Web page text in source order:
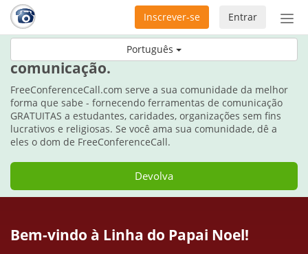
Português
Entrar
Inscrever-se
Durante as festas, dê o dom da
comunicação.
FreeConferenceCall.com serve a sua comunidade da melhor
forma que sabe - fornecendo ferramentas de comunicação
GRATUITAS a estudantes, caridades, organizações sem fins
lucrativos e religiosas. Se você ama sua comunidade, dê a
eles o dom de FreeConferenceCall.
Devolva
Bem-vindo à Linha do Papai Noel!